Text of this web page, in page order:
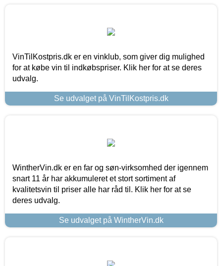
VinTilKostpris.dk er en vinklub, som giver dig mulighed
for at købe vin til indkøbspriser. Klik her for at se deres
udvalg.
Se udvalget på VinTilKostpris.dk
WintherVin.dk er en far og søn-virksomhed der igennem
snart 11 år har akkumuleret et stort sortiment af
kvalitetsvin til priser alle har råd til. Klik her for at se
deres udvalg.
Se udvalget på WintherVin.dk